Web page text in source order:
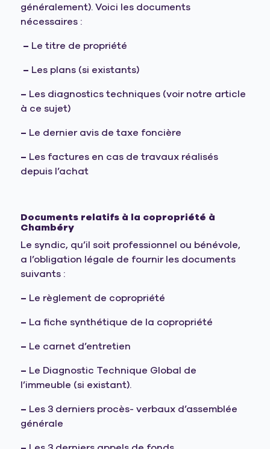
généralement).Voici les documents
nécessaires :
– Le titre de propriété
– Les plans (si existants)
– Les diagnostics techniques (voir notre article
à ce sujet)
– Le dernier avis de taxe foncière
– Les factures en cas de travaux réalisés
depuis l’achat
Documents relatifs à la copropriété à
Chambéry
Le syndic, qu’il soit professionnel ou bénévole,
a l’obligation légale de fournir les documents
suivants :
– Le règlement de copropriété
– La fiche synthétique de la copropriété
– Le carnet d’entretien
– Le Diagnostic Technique Global de
l’immeuble (si existant).
– Les 3 derniers procès- verbaux d’assemblée
générale